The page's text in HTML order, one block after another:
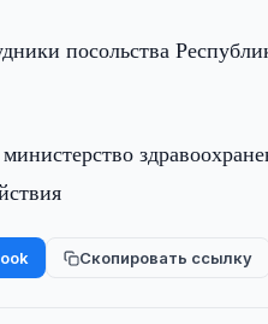
посольства
Скопировать ссылку